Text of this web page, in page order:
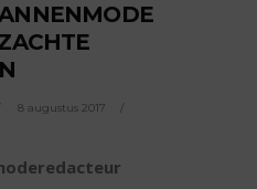
8 augustus 2017